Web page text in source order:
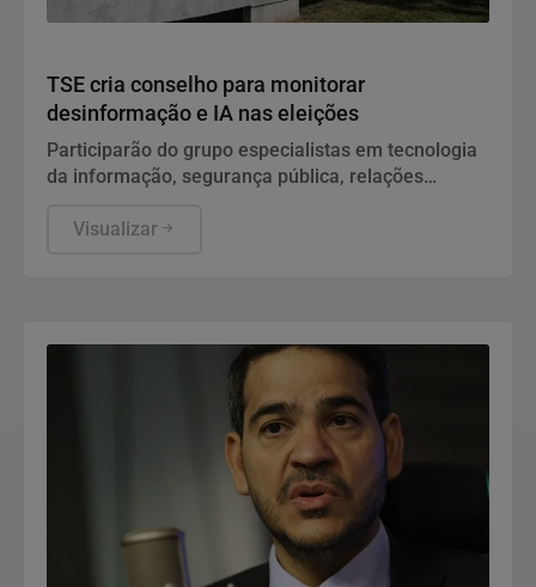
TSE cria conselho para monitorar
desinformação e IA nas eleições
Participarão do grupo especialistas em tecnologia
da informação, segurança pública, relações
não foram escolhidos pelo TSE.
Visualizar